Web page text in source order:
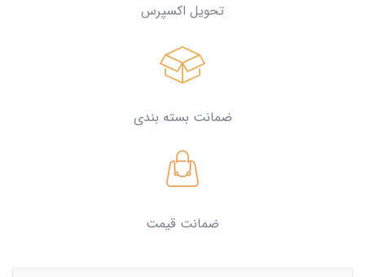
تحویل اکسپرس
ضمانت بسته بندی
ضمانت قیمت